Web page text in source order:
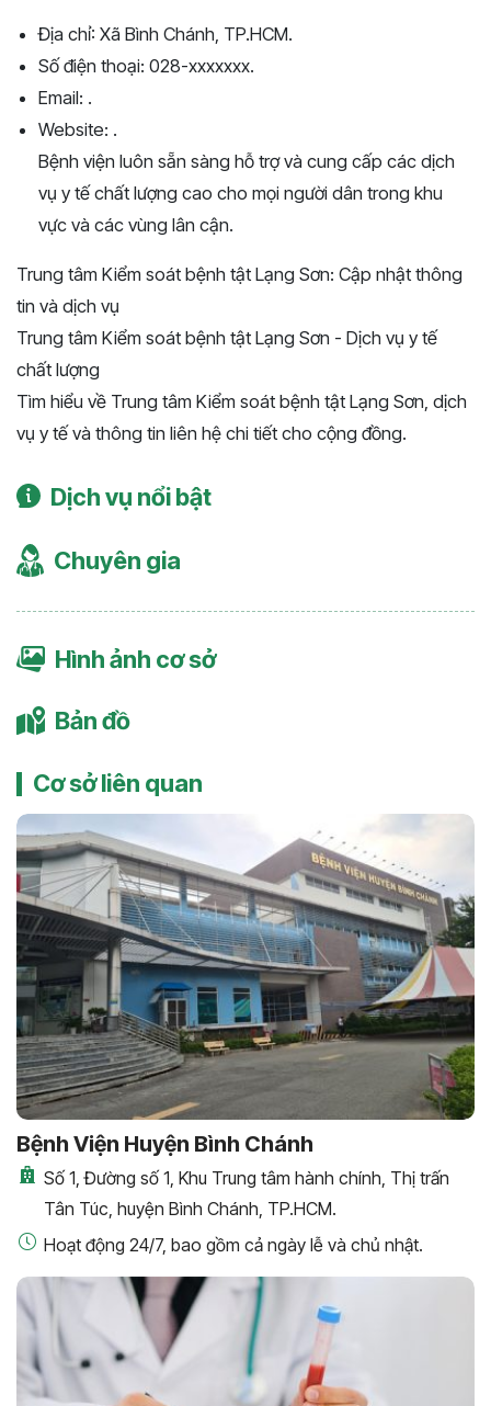
Địa chỉ: Xã Bình Chánh, TP.HCM.
Số điện thoại: 028-xxxxxxx.
Email: .
Website: .
Bệnh viện luôn sẵn sàng hỗ trợ và cung cấp các dịch
vụ y tế chất lượng cao cho mọi người dân trong khu
vực và các vùng lân cận.
Trung tâm Kiểm soát bệnh tật Lạng Sơn: Cập nhật thông
tin và dịch vụ
Trung tâm Kiểm soát bệnh tật Lạng Sơn - Dịch vụ y tế
chất lượng
Tìm hiểu về Trung tâm Kiểm soát bệnh tật Lạng Sơn, dịch
vụ y tế và thông tin liên hệ chi tiết cho cộng đồng.
Dịch vụ nổi bật
Chuyên gia
Hình ảnh cơ sở
Bản đồ
Cơ sở liên quan
Bệnh Viện Huyện Bình Chánh
Số 1, Đường số 1, Khu Trung tâm hành chính, Thị trấn
Tân Túc, huyện Bình Chánh, TP.HCM.
Hoạt động 24/7, bao gồm cả ngày lễ và chủ nhật.